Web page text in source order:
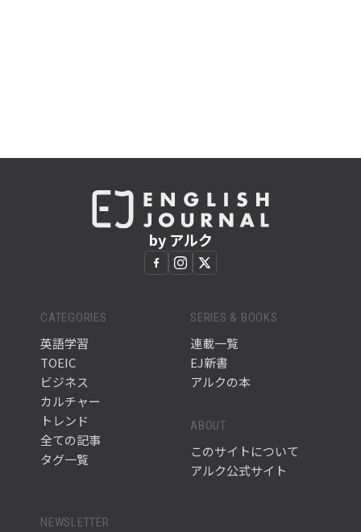
by アルク
CATEGORIES
英語学習
TOEIC
ビジネス
カルチャー
トレンド
全ての記事
タグ一覧
SERIES & BOOKS
連載一覧
EJ新書
アルクの本
ABOUT
このサイトについて
アルク公式サイト
NEWSLETTER